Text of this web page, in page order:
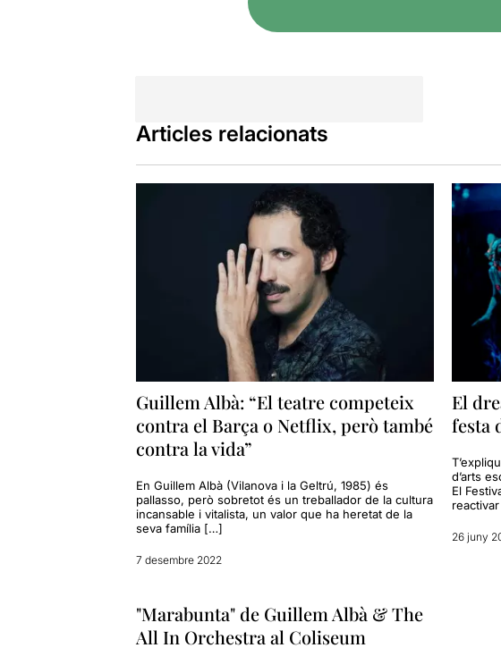
Articles relacionats
Guillem Albà: “El teatre competeix
contra el Barça o Netflix, però també
contra la vida”
En Guillem Albà (Vilanova i la Geltrú, 1985) és
pallasso, però sobretot és un treballador de la cultura
incansable i vitalista, un valor que ha heretat de la
seva família […]
7 desembre 2022
El
festa
d’arts
El
26 juny
"Marabunta" de Guillem Albà & The
All In Orchestra al Coliseum